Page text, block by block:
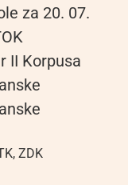
za 20. 07.
II Korpusa
, ZDK